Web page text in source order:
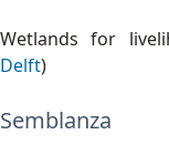
Wetlands for
Delft)
Semblanza